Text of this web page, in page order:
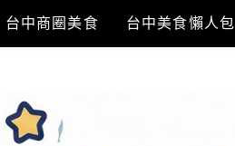
台中商圈美食 台中美食懶人包